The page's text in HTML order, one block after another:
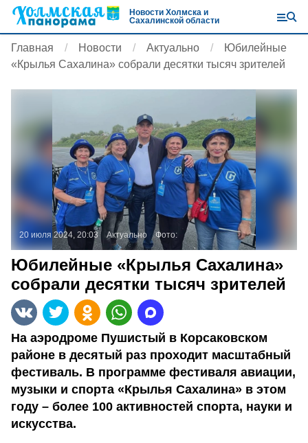
Новости Холмска и
Сахалинской области
Главная Новости Актуально
Юбилейные
«Крылья Сахалина» собрали десятки тысяч зрителей
20 июля 2024, 20:03 Актуально Фото:
Юбилейные «Крылья Сахалина»
собрали десятки тысяч зрителей
На аэродроме Пушистый в Корсаковском
районе в десятый раз проходит масштабный
фестиваль. В программе фестиваля авиации,
музыки и спорта «Крылья Сахалина» в этом
году – более 100 активностей спорта, науки и
искусства.